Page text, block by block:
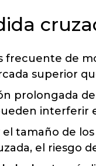
frecuente de
superior
prolongada
interferir
el tamaño de
el riesgo